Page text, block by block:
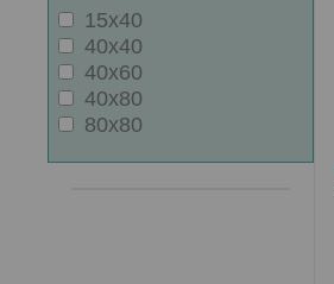
15x40
40x40
40x60
40x80
80x80